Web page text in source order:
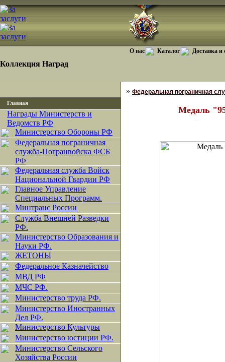
Коллекция Наград
О нас Каталог Доставка и
Главная
Награды Министерств и
Ведомств РФ
Министерство Обороны РФ
Федеральная пограничная
служба-Погранвойска ФСБ
РФ
Федеральная служба Войск
Национальной Гвардии РФ
Главное Управление
Специальных Программ.
Минтранс России
Служба Внешней Разведки
РФ.
Министерство Образования и
Науки РФ.
ЖЕТОНЫ
Федеральное Казначейство
МВД РФ
МЧС РФ.
Министерство труда РФ.
Министерство Иностранных
Дел РФ.
Министерство Культуры
Министерство юстиции РФ.
Министерство Сельского
Хозяйства России
» Федеральная пограничная
Медаль